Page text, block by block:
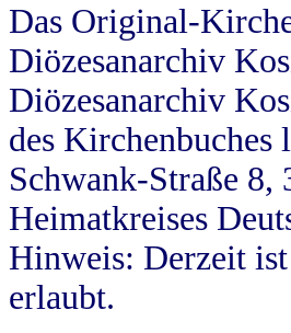
Das Original-
Diözesanarchiv
Diözesanarchiv
des
Schwank-Straße
Heimatkreises
Hinweis: Derzeit
erlaubt.